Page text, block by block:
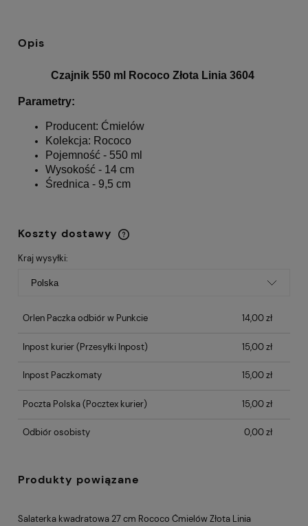
Opis
Czajnik 550 ml Rococo Złota Linia 3604
Parametry:
Producent: Ćmielów
Kolekcja: Rococo
Pojemność - 550 ml
Wysokość - 14 cm
Średnica - 9,5 cm
Koszty dostawy
Cena nie zawiera ewentualnych kosztów
płatności
Kraj wysyłki:
Orlen Paczka odbiór w Punkcie 14,00 zł
Inpost kurier(Przesyłki Inpost) 15,00 zł
Inpost Paczkomaty 15,00 zł
Poczta Polska(Pocztex kurier) 15,00 zł
Odbiór osobisty 0,00 zł
Produkty powiązane
Salaterka kwadratowa 27 cm Rococo Ćmielów Złota Linia